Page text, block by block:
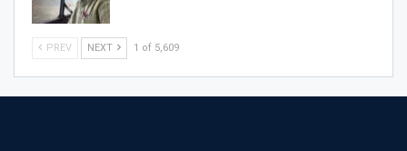
PREV NEXT 1 of 5,609